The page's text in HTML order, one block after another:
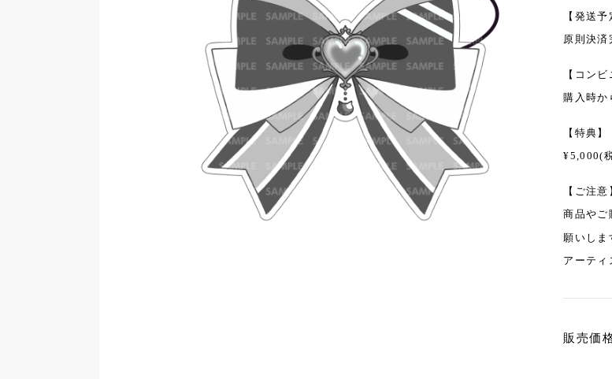
【発送予
原則決済
【コン
購入時か
【特典】
¥5,000(
【ご注意
商品やご
願いしま
アーティ
販売価